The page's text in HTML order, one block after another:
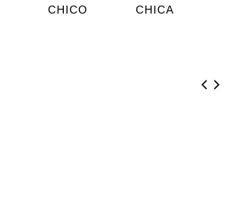
CHICO CHICA